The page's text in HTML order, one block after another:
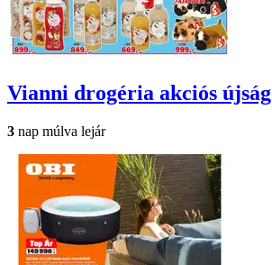
Vianni drogéria akciós újság
3 nap múlva lejár